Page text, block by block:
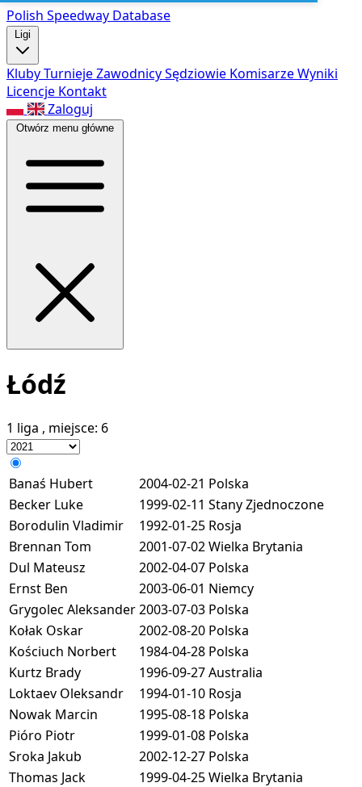
Polish Speedway Database
Ligi
KlubyTurniejeZawodnicySędziowie KomisarzeWyniki
Licencje Kontakt
Zaloguj
Otwórz menu główne
Łódź
1 liga , miejsce: 6
Banaś Hubert 2004-02-21 Polska
Becker Luke
1999-02-11 Stany Zjednoczone
Borodulin Vladimir
1992-01-25 Rosja
Brennan Tom
2001-07-02Wielka Brytania
Dul Mateusz
2002-04-07 Polska
Ernst Ben
2003-06-01 Niemcy
Grygolec Aleksander2003-07-03 Polska
Kołak Oskar
2002-08-20 Polska
Kościuch Norbert
1984-04-28 Polska
Kurtz Brady
1996-09-27Australia
Loktaev Oleksandr
1994-01-10 Rosja
Nowak Marcin
1995-08-18 Polska
Pióro Piotr
1999-01-08 Polska
Sroka Jakub
2002-12-27 Polska
Thomas Jack
1999-04-25Wielka Brytania